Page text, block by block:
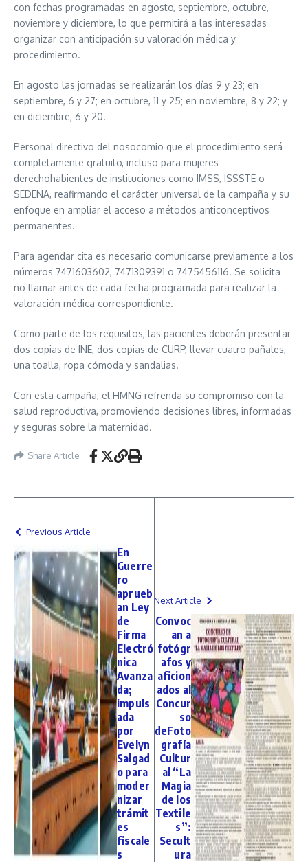
con fechas programadas en agosto, septiembre, octubre,
noviembre y diciembre, lo que permitirá a las interesadas
organizar con anticipación su valoración médica y
procedimiento.
En agosto las jornadas se realizarán los días 9 y 23; en
septiembre, 6 y 27; en octubre, 11 y 25; en noviembre, 8 y 22; y
en diciembre, 6 y 20.
Personal directivo del nosocomio que el procedimiento será
completamente gratuito, incluso para mujeres
derechohabientes de instituciones como IMSS, ISSSTE o
SEDENA, reafirmando el carácter universal de la campaña y su
enfoque en ampliar el acceso a métodos anticonceptivos
permanentes.
Para agendar cita es necesario comunicarse previamente a los
números 7471603602, 7471309391 o 7475456116. Se solicita
no llamar antes de cada fecha programada para realizar la
valoración médica correspondiente.
Como parte de los requisitos, las pacientes deberán presentar
dos copias de INE, dos copias de CURP, llevar cuatro pañales,
una toalla, ropa cómoda y sandalias.
Con esta campaña, el HMNG refrenda su compromiso con la
salud reproductiva, promoviendo decisiones libres, informadas
y seguras sobre la maternidad.
Share Article
Previous Article
En
Guerre
ro
aprueb
an Ley
de
Firma
Electró
nica
Avanza
da;
impuls
ada
por
Evelyn
Salgad
o para
moder
nizar
trámit
es
fiscale
s
Next Article
Convoc
an a
fotógr
afos y
aficion
ados al
Concur
so
deFoto
grafía
Cultur
al “La
Magia
de los
Textile
s”:
Secult
ura